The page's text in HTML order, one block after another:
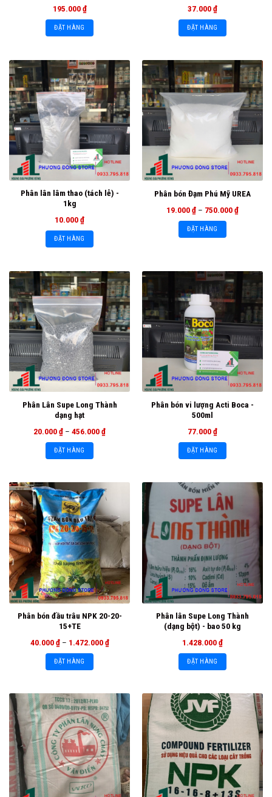
195.000₫
ĐẶT HÀNG
37.000₫
ĐẶT HÀNG
Phân lân lâm thao (tách lẻ) -
1kg
10.000₫
ĐẶT HÀNG
Phân bón Đạm Phú Mỹ UREA
19.000₫ – 750.000₫
ĐẶT HÀNG
Phân Lân Supe Long Thành
dạng hạt
20.000₫ – 456.000₫
ĐẶT HÀNG
Phân bón vi lượng Acti Boca -
500ml
77.000₫
ĐẶT HÀNG
Phân bón đầu trâu NPK 20-20-
15+TE
40.000₫ – 1.472.000₫
ĐẶT HÀNG
Phân lân Supe Long Thành
(dạng bột) - bao 50 kg
1.428.000₫
ĐẶT HÀNG